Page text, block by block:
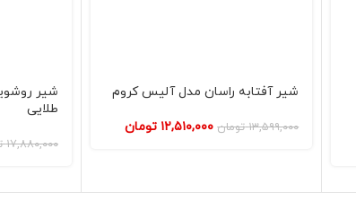
شیر آفتابه راسان مدل آلیس کروم
۱۳,۵۹۹,۰۰۰ تومان ۱۲,۵۱۰,۰۰۰ تومان
شیر
طلایی
۱۷,۸۸۰,۰۰۰